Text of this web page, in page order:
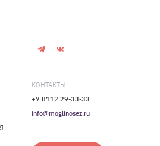
КОНТАКТЫ:
+7 8112 29-33-33
info@moglinosez.ru